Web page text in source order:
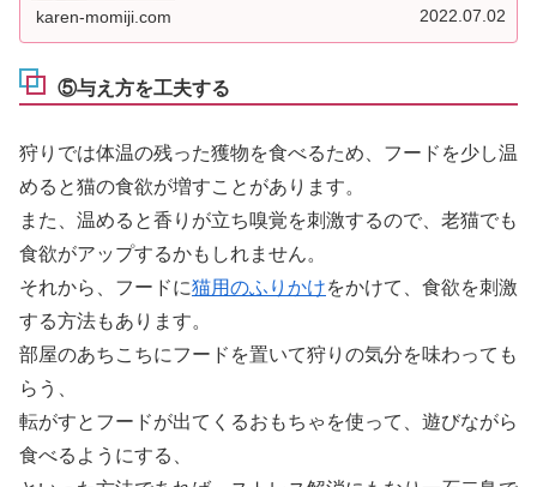
karen-momiji.com 2022.07.02
⑤与え方を工夫する
狩りでは体温の残った獲物を食べるため、フードを少し温
めると猫の食欲が増すことがあります。
また、温めると香りが立ち嗅覚を刺激するので、老猫でも
食欲がアップするかもしれません。
それから、フードに猫用のふりかけをかけて、食欲を刺激
する方法もあります。
部屋のあちこちにフードを置いて狩りの気分を味わっても
らう、
転がすとフードが出てくるおもちゃを使って、遊びながら
食べるようにする、